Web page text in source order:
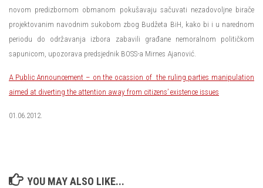
novom predizbornom obmanom pokušavaju sačuvati nezadovoljne birače
projektovanim navodnim sukobom zbog Budžeta BiH, kako bi i u narednom
periodu do održavanja izbora zabavili građane nemoralnom političkom
sapunicom, upozorava predsjednik BOSS-a Mirnes Ajanović.
A Public Announcement – on the ocassion of the ruling parties manipulation
aimed at diverting the attention away from citizens’ existence issues
01.06.2012.
YOU MAY ALSO LIKE...